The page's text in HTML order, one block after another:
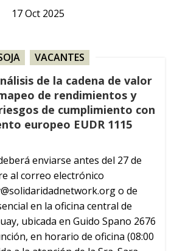
17Oct 2025
VACANTES
de la cadena de valor
de rendimientos y
de cumplimiento con
europeo EUDR 1115
enviarse antes del 27 de
al correo electrónico
o de
en la oficina central de
ubicada en Guido Spano 2676
en horario de oficina (08:00